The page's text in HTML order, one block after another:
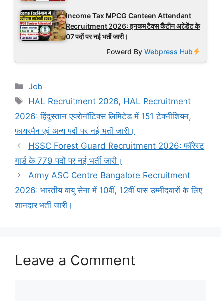
Income Tax MPCG Canteen Attendant
Recruitment 2026: इनकम टैक्स कैंटीन अटेंडेंट के
07 पदों पर नई भर्ती जारी।
Powerd ByWebpress Hub
Categories
Job
Tags
HAL Recruitment 2026, HAL Recruitment
2026: हिंदुस्तान एयरोनॉटिक्स लिमिटेड में 151 टेक्नीशियन,
फायरमैन एवं अन्य पदों पर नई भर्ती जारी।
HSSC Forest Guard Recruitment 2026: फॉरेस्ट
गार्ड के 779 पदों पर नई भर्ती जारी।
Army ASC Centre Bangalore Recruitment
2026: भारतीय वायु सेना में 10वीं, 12वीं पास उम्मीदवारों के लिए
शानदार भर्ती जारी।
Leave a Comment